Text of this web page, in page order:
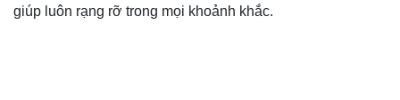
giúp luôn rạng rỡ trong mọi khoảnh khắc.